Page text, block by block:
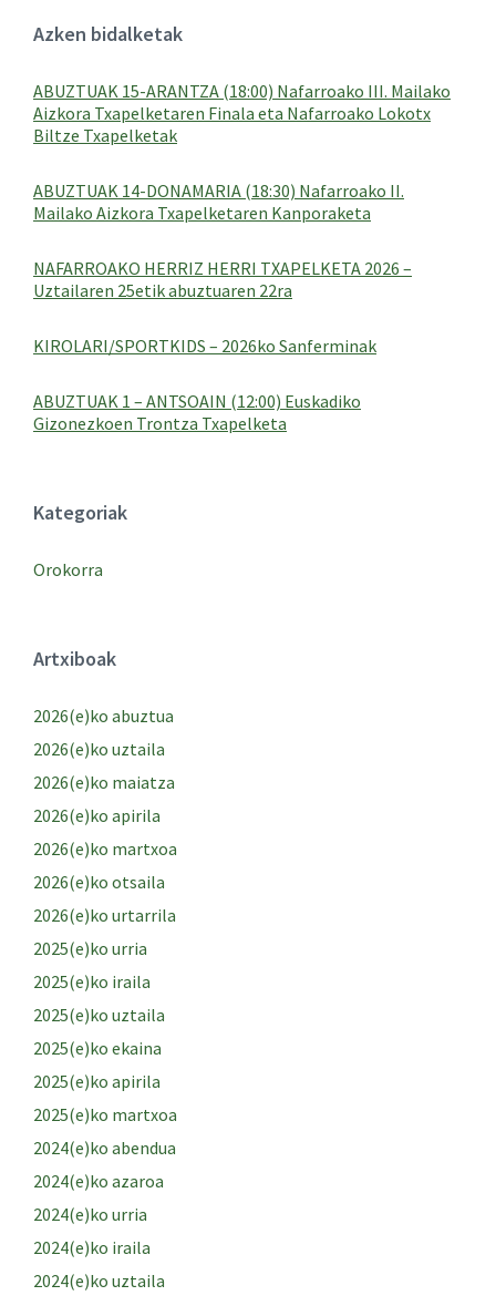
Azken bidalketak
ABUZTUAK 15-ARANTZA (18:00) Nafarroako III. Mailako
Aizkora Txapelketaren Finala eta Nafarroako Lokotx
Biltze Txapelketak
ABUZTUAK 14-DONAMARIA (18:30) Nafarroako II.
Mailako Aizkora Txapelketaren Kanporaketa
NAFARROAKO HERRIZ HERRI TXAPELKETA 2026 –
Uztailaren 25etik abuztuaren 22ra
KIROLARI/SPORTKIDS – 2026ko Sanferminak
ABUZTUAK 1 – ANTSOAIN (12:00) Euskadiko
Gizonezkoen Trontza Txapelketa
Kategoriak
Orokorra
Artxiboak
2026(e)ko abuztua
2026(e)ko uztaila
2026(e)ko maiatza
2026(e)ko apirila
2026(e)ko martxoa
2026(e)ko otsaila
2026(e)ko urtarrila
2025(e)ko urria
2025(e)ko iraila
2025(e)ko uztaila
2025(e)ko ekaina
2025(e)ko apirila
2025(e)ko martxoa
2024(e)ko abendua
2024(e)ko azaroa
2024(e)ko urria
2024(e)ko iraila
2024(e)ko uztaila